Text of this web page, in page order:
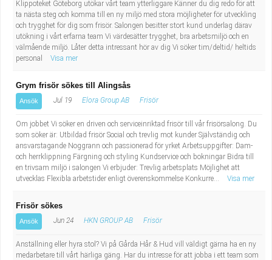
Industriell tillverkning
Installation, drift, underhåll
Kultur, media, design
Militärt arbete
Naturbruk
Pedagogiskt arbete
Sanering och renhållning
Behandlingsassistent/Socialpedagog
Tandsköterska
Tidningsbud/Tidningsdistributör
Lärare i fritidshem/Fritidspedagog
Taxiförare/Taxichaufför
sekreterare
Lastbilsförare m.fl.
Klippoteket Göteborg utökar vårt team ytterliggare Känner du dig redo för att
ta nästa steg och komma till en ny miljö med stora möjligheter för utveckling
och trygghet för dig som frisör. Salongen besitter stort kund underlag därav
utökning i vårt erfarna team Vi värdesätter trygghet, bra arbetsmiljö och en
välmående miljö. Låter detta intressant hör av dig Vi söker tim/deltid/ heltids
personal
Visa mer
Grym frisör sökes till Alingsås
Ansök Jul 19 Elora Group AB Frisör
Om jobbet Vi söker en driven och serviceinriktad frisör till vår frisörsalong. Du
som söker är: Utbildad frisör Social och trevlig mot kunder Självständig och
ansvarstagande Noggrann och passionerad för yrket Arbetsuppgifter: Dam-
och herrklippning Färgning och styling Kundservice och bokningar Bidra till
en trivsam miljö i salongen Vi erbjuder: Trevlig arbetsplats Möjlighet att
utvecklas Flexibla arbetstider enligt överenskommelse Konkurre...
Visa mer
Frisör sökes
Ansök Jun 24 HKN GROUP AB Frisör
Anställning eller hyra stol? Vi på Gårda Hår & Hud vill väldigt gärna ha en ny
medarbetare till vårt härliga gäng. Har du intresse för att jobba i ett team som